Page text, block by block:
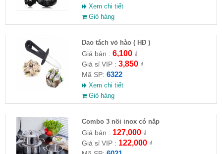
Xem chi tiết
Giỏ hàng
Dao tách vỏ hào ( HĐ )
Giá bán : 6,100₫
Giá sỉ VIP : 3,850₫
Mã SP: 6322
Xem chi tiết
Giỏ hàng
Combo 3 nồi inox có nắp
Giá bán : 127,000₫
Giá sỉ VIP : 122,000₫